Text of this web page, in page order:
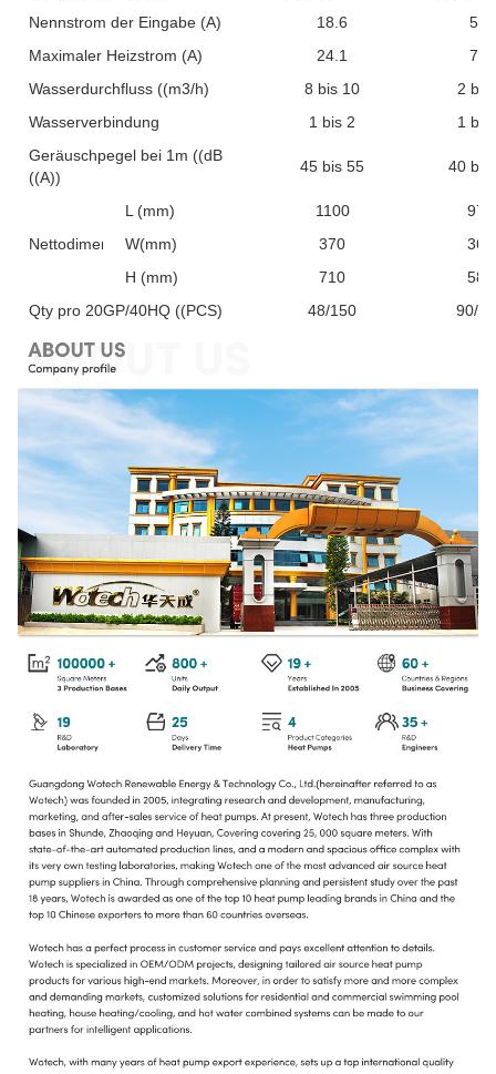
Nennstrom der Eingabe (A)
18.6
5.8
Maximaler Heizstrom (A)
24.1
7.5
Wasserdurchfluss ((m3/h)
8 bis 10
2 bis
Wasserverbindung
1 bis 2
1 bis
Geräuschpegel bei 1m ((dB
((A))
45 bis 55 40 bis
Nettodimension
L (mm) 1100
970
W(mm)
370
360
H (mm)
710
585
Qty pro 20GP/40HQ ((PCS)
48/150 90/